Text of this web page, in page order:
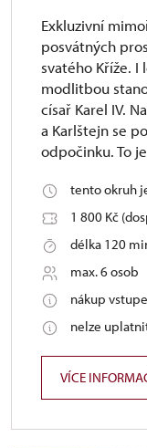
Exkluzivní
posvátných
svatého Kříže.
modlitbou
císař Karel IV.
a Karlštejn se
odpočinku. To
tento okruh
1 800 Kč
délka 120
max. 6 osob
nákup
nelze
VÍCE